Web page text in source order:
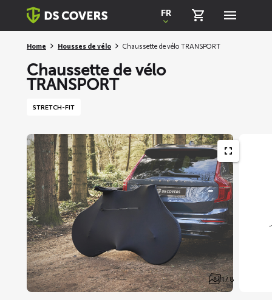
Skiplinks
FR
Home Housses de vélo Chaussette de vélo TRANSPORT
Chaussette de vélo
TRANSPORT
STRETCH-FIT
1 / 8